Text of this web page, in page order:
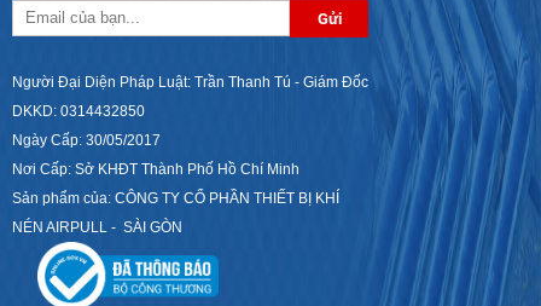
Người Đại Diện Pháp Luật: Trần Thanh Tú - Giám Đốc
DKKD: 0314432850
Ngày Cấp: 30/05/2017
Nơi Cấp: Sở KHĐT Thành Phố Hồ Chí Minh
Sản phẩm của: CÔNG TY CỔ PHẦN THIẾT BỊ KHÍ
NÉN AIRPULL - SÀI GÒN